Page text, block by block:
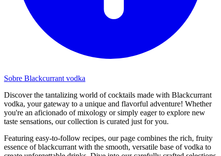
Sobre Blackcurrant vodka
Discover the tantalizing world of cocktails made with Blackcurrant
vodka, your gateway to a unique and flavorful adventure! Whether
you're an aficionado of mixology or simply eager to explore new
taste sensations, our collection is curated just for you.
Featuring easy-to-follow recipes, our page combines the rich, fruity
essence of blackcurrant with the smooth, versatile base of vodka to